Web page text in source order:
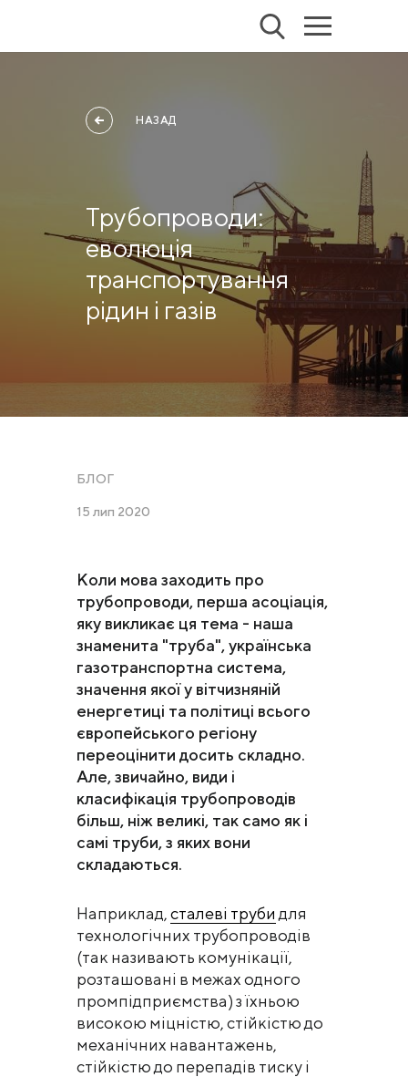
НАЗАД
Трубопроводи:
еволюція
транспортування
рідин і газів
БЛОГ
15 лип 2020
Коли мова заходить про
трубопроводи, перша асоціація,
яку викликає ця тема - наша
знаменита "труба", українська
газотранспортна система,
значення якої у вітчизняній
енергетиці та політиці всього
європейського регіону
переоцінити досить складно.
Але, звичайно, види і
класифікація трубопроводів
більш, ніж великі, так само як і
самі труби, з яких вони
складаються.
Наприклад,сталеві труби для
технологічних трубопроводів
(так називають комунікації,
розташовані в межах одного
промпідприємства) з їхньою
високою міцністю, стійкістю до
механічних навантажень,
стійкістю до перепадів тиску і